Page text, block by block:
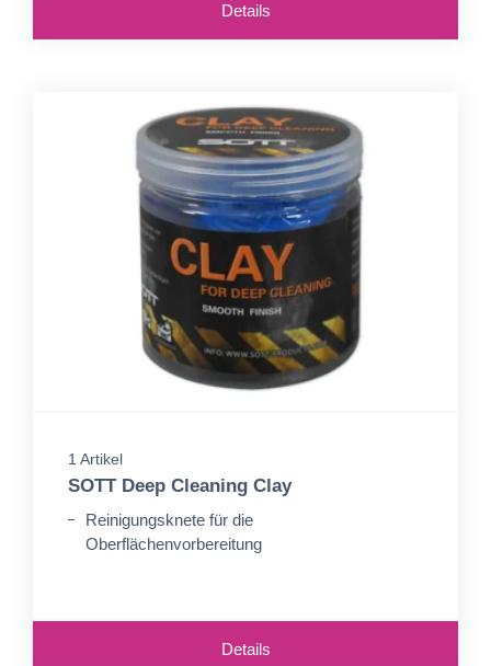
Details
1 Artikel
SOTT Deep Cleaning Clay
Reinigungsknete für die
Oberflächenvorbereitung
Details